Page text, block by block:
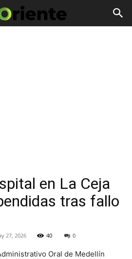
en La Ceja
tras fallo
27, 2026 40 0
Oral de Medellín